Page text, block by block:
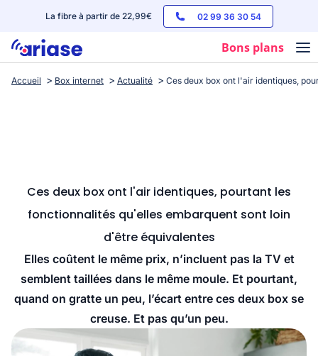
La fibre à partir de 22,99€ 02 99 36 30 54
Bons plans
Box internet
Streaming
Accueil Box internet Actualité Ces deux box ont l'air identiques,
Ces deux box ont l'air identiques, pourtant les
fonctionnalités qu'elles embarquent sont loin
d'être équivalentes
Elles coûtent le même prix, n’incluent pas la TV et
semblent taillées dans le même moule. Et pourtant,
quand on gratte un peu, l’écart entre ces deux box se
creuse. Et pas qu’un peu.